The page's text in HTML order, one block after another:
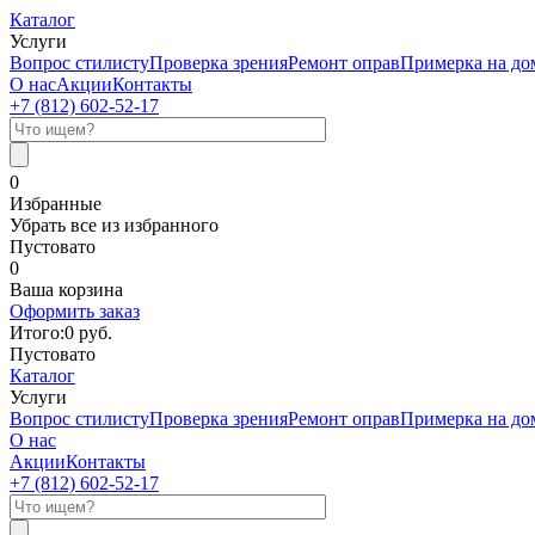
Каталог
Услуги
Вопрос стилистуПроверка зренияРемонт оправПримерка на
О насАкцииКонтакты
+7 (812) 602-52-17
0
Избранные
Убрать все из избранного
Пустовато
0
Ваша корзина
Оформить заказ
Итого:0 руб.
Пустовато
Каталог
Услуги
Вопрос стилистуПроверка зренияРемонт оправПримерка на
О нас
АкцииКонтакты
+7 (812) 602-52-17